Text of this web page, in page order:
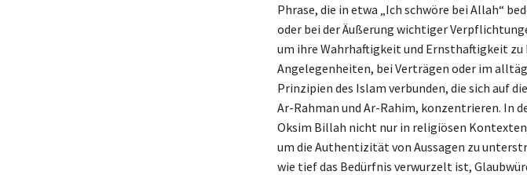
Phrase, die in etwa „Ich schwöre bei Allah“
oder bei der Äußerung wichtiger
um ihre Wahrhaftigkeit und Ernsthaftigkeit zu
Angelegenheiten, bei Verträgen oder im
Prinzipien des Islam verbunden, die sich auf
Ar-Rahman und Ar-Rahim, konzentrieren. In
Oksim Billah nicht nur in religiösen
um die Authentizität von Aussagen zu
wie tief das Bedürfnis verwurzelt ist,